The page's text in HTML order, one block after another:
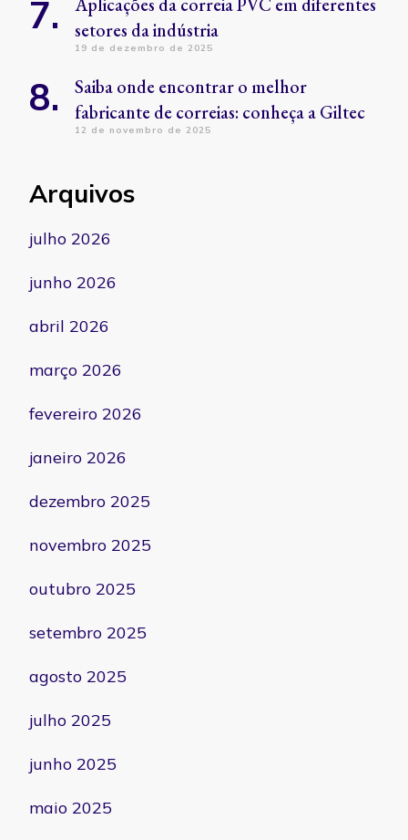
setores da indústria
19 de dezembro de 2025
Saiba onde encontrar o melhor
fabricante de correias: conheça a Giltec
12 de novembro de 2025
Arquivos
julho 2026
junho 2026
abril 2026
março 2026
fevereiro 2026
janeiro 2026
dezembro 2025
novembro 2025
outubro 2025
setembro 2025
agosto 2025
julho 2025
junho 2025
maio 2025